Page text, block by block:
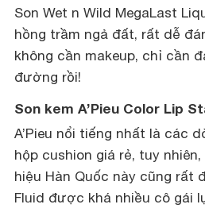
Son Wet n Wild MegaLast
hồng trầm ngả đất, rất dễ
không cần makeup, chỉ cần
đường rồi!
Son kem A’Pieu Color Lip
A’Pieu nổi tiếng nhất là các
hộp cushion giá rẻ, tuy
hiệu Hàn Quốc này cũng rất
Fluid được khá nhiều cô gái